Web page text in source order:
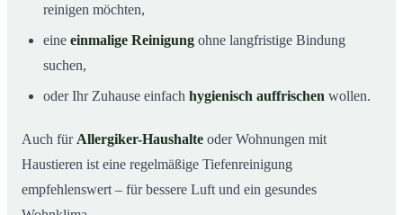
reinigen möchten,
eine einmalige Reinigung ohne langfristige Bindung
suchen,
oder Ihr Zuhause einfach hygienisch auffrischen wollen.
Auch für Allergiker-Haushalte oder Wohnungen mit
Haustieren ist eine regelmäßige Tiefenreinigung
empfehlenswert – für bessere Luft und ein gesundes